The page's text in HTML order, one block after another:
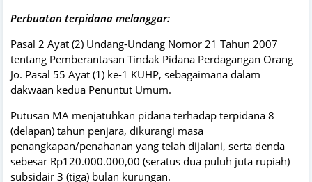
Perbuatan terpidana melanggar:
Pasal 2 Ayat (2) Undang-Undang Nomor 21 Tahun 2007
tentang Pemberantasan Tindak Pidana Perdagangan Orang
Jo. Pasal 55 Ayat (1) ke-1 KUHP, sebagaimana dalam
dakwaan kedua Penuntut Umum.
Putusan MA menjatuhkan pidana terhadap terpidana 8
(delapan) tahun penjara, dikurangi masa
penangkapan/penahanan yang telah dijalani, serta denda
sebesar Rp120.000.000,00 (seratus dua puluh juta rupiah)
subsidair 3 (tiga) bulan kurungan.